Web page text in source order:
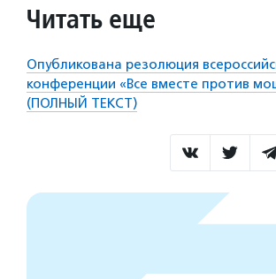
Читать еще
Опубликована резолюция
конференции «Все вместе против
(ПОЛНЫЙ ТЕКСТ)